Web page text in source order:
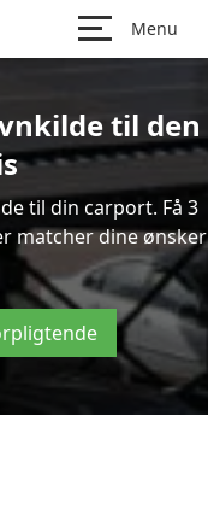
Menu
til den
til din carport. Få 3
matcher dine ønsker